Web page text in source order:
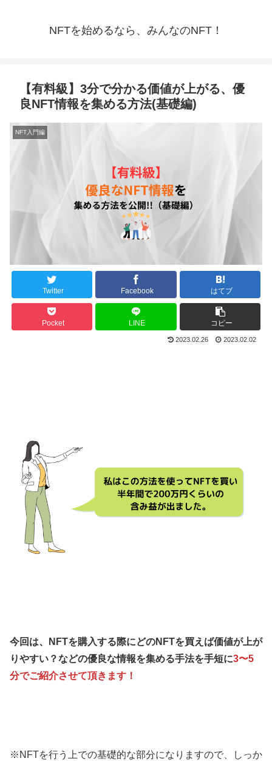
NFTを始めるなら、みんなのNFT！
【有料級】3分で分かる価値が上がる、優
良NFT情報を集める方法(基礎編)
NFT入門編
Twitter Facebook はてブ
Pocket LINE コピー
2023.02.26 2023.02.02
今回は、NFTを購入する際にどのNFTを買えば価値が上が
りやすい？などの優良な情報を集める手法を手短に3〜5
分でご紹介させて頂きます！
※NFTを行う上での基礎的な部分になりますので、しっか